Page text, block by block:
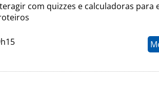
com quizzes e calculadoras para